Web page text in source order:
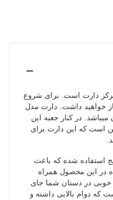
دارت است. برای شروع
خواهید داشت. دارت مدل
می­باشد. در کنار جعبه این
است که این دارت برای
استفاده شده که باعث
در این محصول همراه
خوبی در دستان شما جای
که دوام بالایی داشته و